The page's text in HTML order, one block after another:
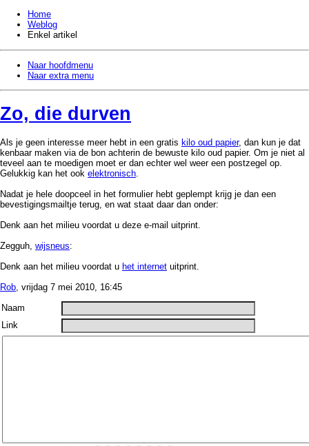
Home
Weblog
Enkel artikel
Naar hoofdmenu
Naar extra menu
Zo, die durven
Als je geen interesse meer hebt in een gratis kilo oud papier, dan kun je dat
kenbaar maken via de bon achterin de bewuste kilo oud papier. Om je niet al
teveel aan te moedigen moet er dan echter wel weer een postzegel op.
Gelukkig kan het ook elektronisch.
Nadat je hele doopceel in het formulier hebt geplempt krijg je dan een
bevestigingsmailtje terug, en wat staat daar dan onder:
Denk aan het milieu voordat u deze e-mail uitprint.
Zegguh, wijsneus:
Denk aan het milieu voordat u het internet uitprint.
Rob, vrijdag 7 mei 2010, 16:45
Naam
Link